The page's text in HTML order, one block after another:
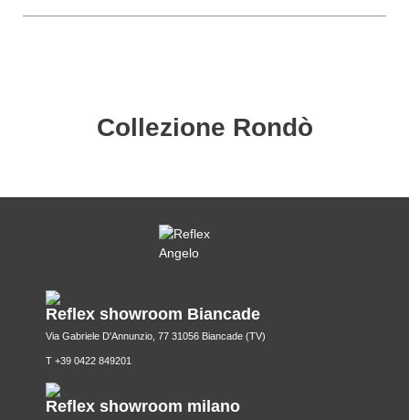
Collezione Rondò
Reflex showroom Biancade
Via Gabriele D'Annunzio, 77 31056 Biancade (TV)
T +39 0422 849201
Reflex showroom milano